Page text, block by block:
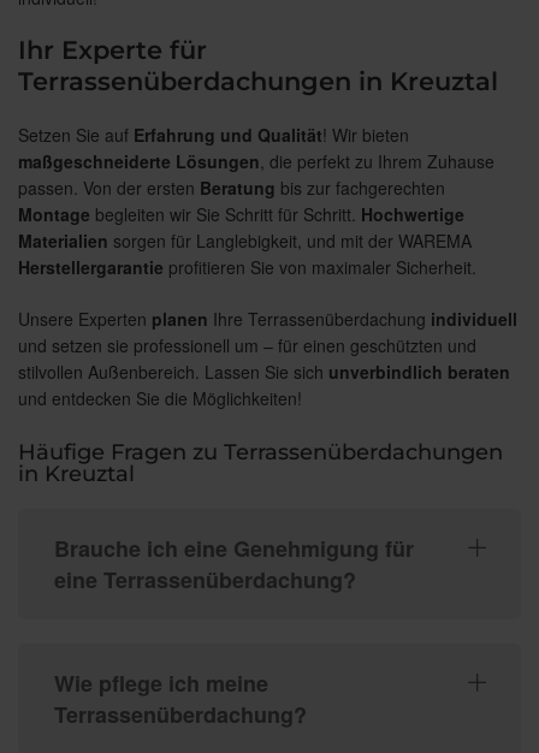
Ihr Experte für
Terrassenüberdachungen in Kreuztal
Setzen Sie auf Erfahrung und Qualität! Wir bieten
maßgeschneiderte Lösungen, die perfekt zu Ihrem Zuhause
passen. Von der ersten Beratung bis zur fachgerechten
Montage begleiten wir Sie Schritt für Schritt. Hochwertige
Materialien sorgen für Langlebigkeit, und mit der WAREMA
Herstellergarantie profitieren Sie von maximaler Sicherheit.
Unsere Experten planen Ihre Terrassenüberdachung individuell
und setzen sie professionell um – für einen geschützten und
stilvollen Außenbereich. Lassen Sie sich unverbindlich beraten
und entdecken Sie die Möglichkeiten!
Häufige Fragen zu Terrassenüberdachungen
in Kreuztal
Brauche ich eine Genehmigung für
eine Terrassenüberdachung?
Wie pflege ich meine
Terrassenüberdachung?